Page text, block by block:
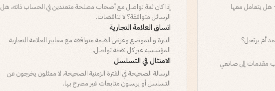
هل يتعامل معها
أم يرتجل؟
مقدمات إلى صانعي
إذا كان ثمة تواصل مع أصحاب مصلحة متعددين في الحساب ذاته، هل
الرسائل متوافقة؟ لا تناقضات.
اتساق العلامة التجارية
النبرة والتموضع وعرض القيمة متوافقة مع معايير العلامة التجارية
المؤسسية عبر كل نقطة تواصل.
الامتثال في التسلسل
الرسالة الصحيحة في الفترة الزمنية الصحيحة. لا ممثلون يخرجون عن
التسلسل أو يرسلون متابعات غير مصرح بها.